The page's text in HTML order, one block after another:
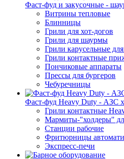
Фаст-фуд и закусочные -
Витрины тепловые
Блинницы
Грили для хот-догов
Грили для шаурмы
Грили карусельные
Грили контактные
Пончиковые аппараты
Прессы для бургеров
Чебуречницы
Фаст-фуд Heavy Duty - АЗС
Грили контактные
Мармиты-"холдеры"
Станции рабочие
Фритюрницы
Экспресс-печи